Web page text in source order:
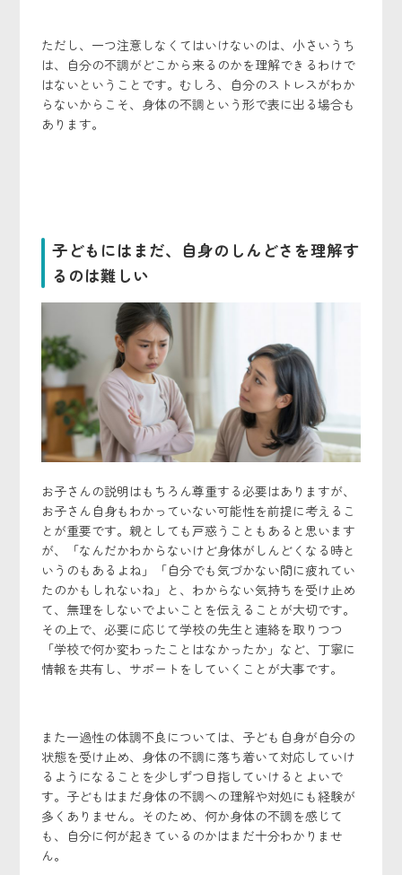
ただし、一つ注意しなくてはいけないのは、小さいうち
は、自分の不調がどこから来るのかを理解できるわけで
はないということです。むしろ、自分のストレスがわか
らないからこそ、身体の不調という形で表に出る場合も
あります。
子どもにはまだ、自身のしんどさを理解す
るのは難しい
お子さんの説明はもちろん尊重する必要はありますが、
お子さん自身もわかっていない可能性を前提に考えるこ
とが重要です。親としても戸惑うこともあると思います
が、「なんだかわからないけど身体がしんどくなる時と
いうのもあるよね」「自分でも気づかない間に疲れてい
たのかもしれないね」と、わからない気持ちを受け止め
て、無理をしないでよいことを伝えることが大切です。
その上で、必要に応じて学校の先生と連絡を取りつつ
「学校で何か変わったことはなかったか」など、丁寧に
情報を共有し、サポートをしていくことが大事です。
また一過性の体調不良については、子ども自身が自分の
状態を受け止め、身体の不調に落ち着いて対応していけ
るようになることを少しずつ目指していけるとよいで
す。子どもはまだ身体の不調への理解や対処にも経験が
多くありません。そのため、何か身体の不調を感じて
も、自分に何が起きているのかはまだ十分わかりませ
ん。